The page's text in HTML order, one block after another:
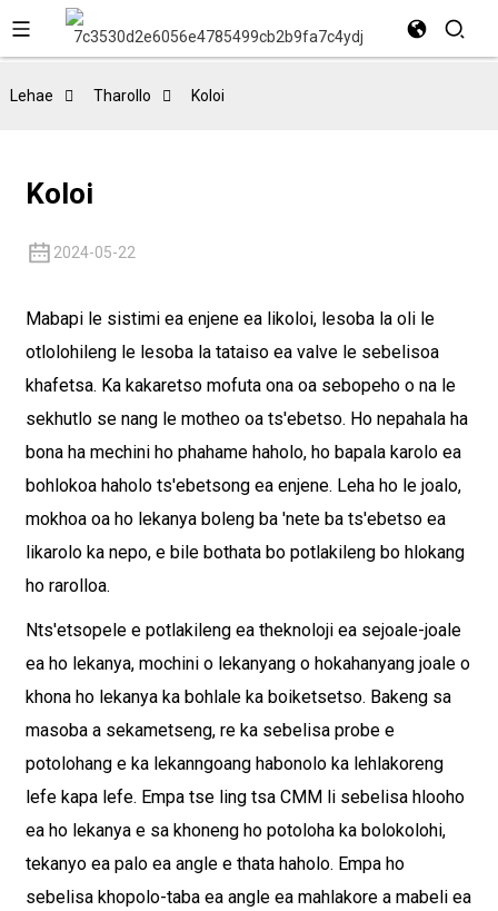
Lehae Tharollo Koloi
Koloi
2024-05-22
Mabapi le sistimi ea enjene ea likoloi, lesoba la oli le
otlolohileng le lesoba la tataiso ea valve le sebelisoa
khafetsa. Ka kakaretso mofuta ona oa sebopeho o na le
sekhutlo se nang le motheo oa ts'ebetso. Ho nepahala ha
bona ha mechini ho phahame haholo, ho bapala karolo ea
bohlokoa haholo ts'ebetsong ea enjene. Leha ho le joalo,
mokhoa oa ho lekanya boleng ba 'nete ba ts'ebetso ea
likarolo ka nepo, e bile bothata bo potlakileng bo hlokang
ho rarolloa.
Nts'etsopele e potlakileng ea theknoloji ea sejoale-joale
ea ho lekanya, mochini o lekanyang o hokahanyang joale o
khona ho lekanya ka bohlale ka boiketsetso. Bakeng sa
masoba a sekametseng, re ka sebelisa probe e
potolohang e ka lekanngoang habonolo ka lehlakoreng
lefe kapa lefe. Empa tse ling tsa CMM li sebelisa hlooho
ea ho lekanya e sa khoneng ho potoloha ka bolokolohi,
tekanyo ea palo ea angle e thata haholo. Empa ho
sebelisa khopolo-taba ea angle ea mahlakore a mabeli ea